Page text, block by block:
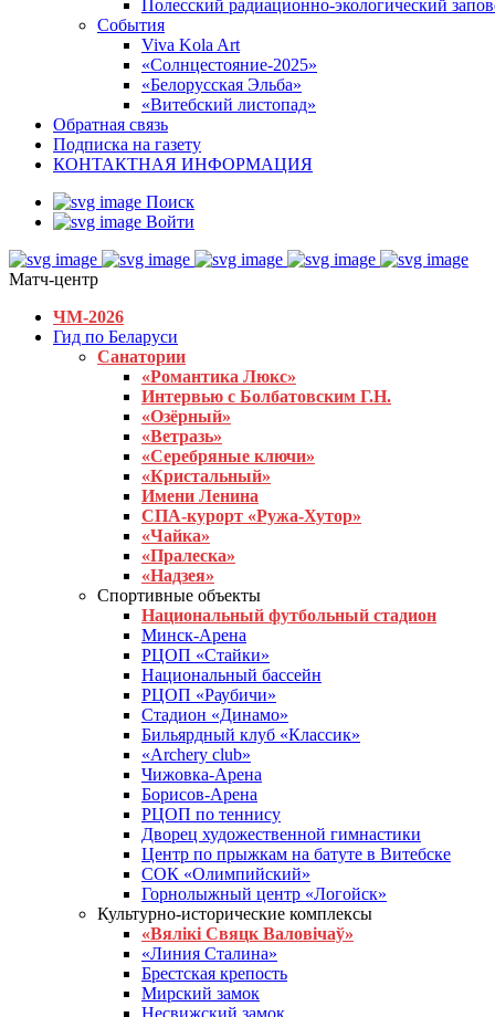
Полесский радиационно-экологический
События
Viva Kola Art
«Солнцестояние-2025»
«Белорусская Эльба»
«Витебский листопад»
Обратная связь
Подписка на газету
КОНТАКТНАЯ ИНФОРМАЦИЯ
Поиск
Войти
Матч-центр
ЧМ-2026
Гид по Беларуси
Санатории
«Романтика Люкс»
Интервью с Болбатовским Г.Н.
«Озёрный»
«Ветразь»
«Серебряные ключи»
«Кристальный»
Имени Ленина
СПА-курорт «Ружа-Хутор»
«Чайка»
«Пралеска»
«Надзея»
Спортивные объекты
Национальный футбольный стадион
Минск-Арена
РЦОП «Стайки»
Национальный бассейн
РЦОП «Раубичи»
Стадион «Динамо»
Бильярдный клуб «Классик»
«Archery club»
Чижовка-Арена
Борисов-Арена
РЦОП по теннису
Дворец художественной гимнастики
Центр по прыжкам на батуте в Витебске
СОК «Олимпийский»
Горнолыжный центр «Логойск»
Культурно-исторические комплексы
«Вялікі Свяцк Валовічаў»
«Линия Сталина»
Брестская крепость
Мирский замок
Несвижский замок